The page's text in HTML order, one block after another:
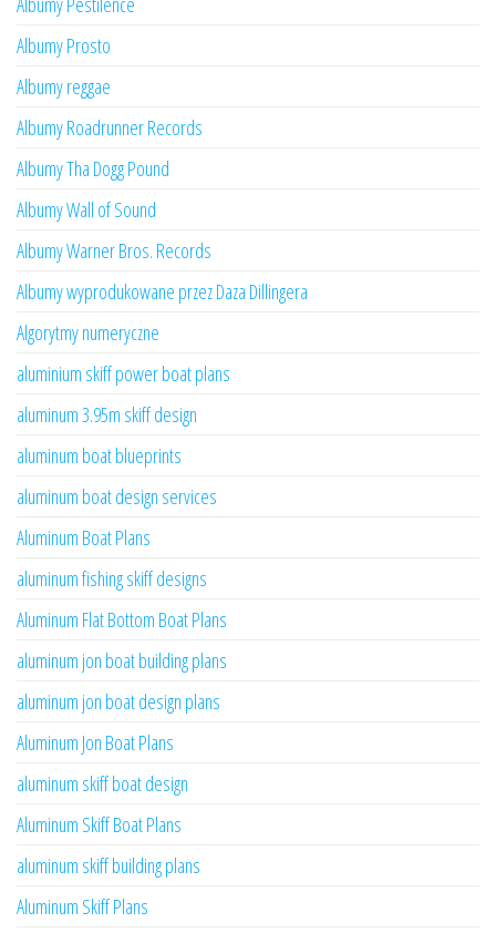
Albumy Prosto
Albumy reggae
Albumy Roadrunner Records
Albumy Tha Dogg Pound
Albumy Wall of Sound
Albumy Warner Bros. Records
Albumy wyprodukowane przez Daza Dillingera
Algorytmy numeryczne
aluminium skiff power boat plans
aluminum 3.95m skiff design
aluminum boat blueprints
aluminum boat design services
Aluminum Boat Plans
aluminum fishing skiff designs
Aluminum Flat Bottom Boat Plans
aluminum jon boat building plans
aluminum jon boat design plans
Aluminum Jon Boat Plans
aluminum skiff boat design
Aluminum Skiff Boat Plans
aluminum skiff building plans
Aluminum Skiff Plans